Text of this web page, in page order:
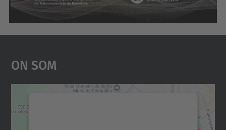
On Som